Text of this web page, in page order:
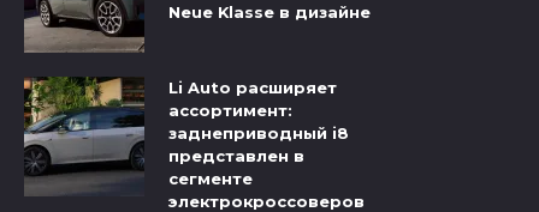
Neue Klasse в дизайне
Li Auto расширяет
ассортимент:
заднеприводный i8
представлен в
сегменте
электрокроссоверов